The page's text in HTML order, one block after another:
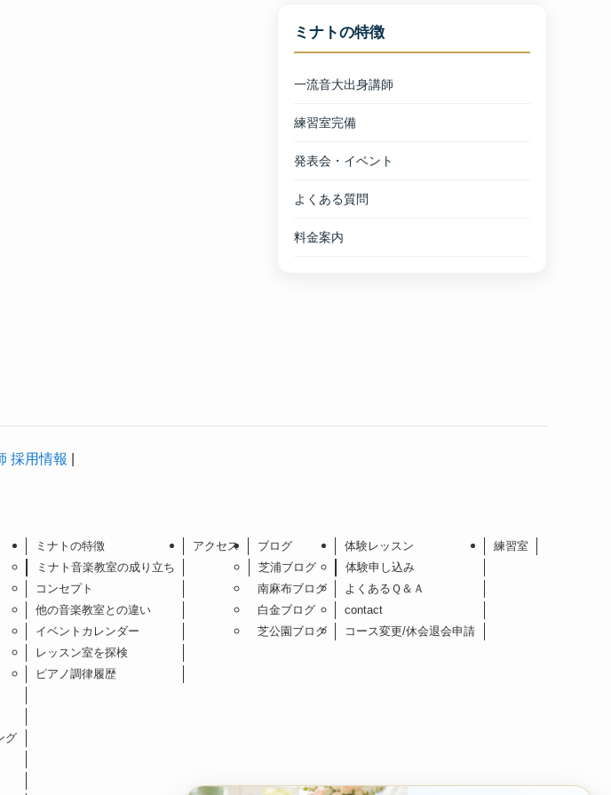
ミナトの特徴
一流音大出身講師
練習室完備
発表会・イベント
よくある質問
料金案内
採用情報
グ
ミナトの特徴
ミナト音楽教室の成り立ち
コンセプト
他の音楽教室との違い
イベントカレンダー
レッスン室を探検
ピアノ調律履歴
アクセス
ブログ
芝浦ブログ
南麻布ブログ
白金ブログ
芝公園ブログ
体験レッスン
体験申し込み
よくあるＱ＆Ａ
contact
コース変更/休会退会申請
練習室